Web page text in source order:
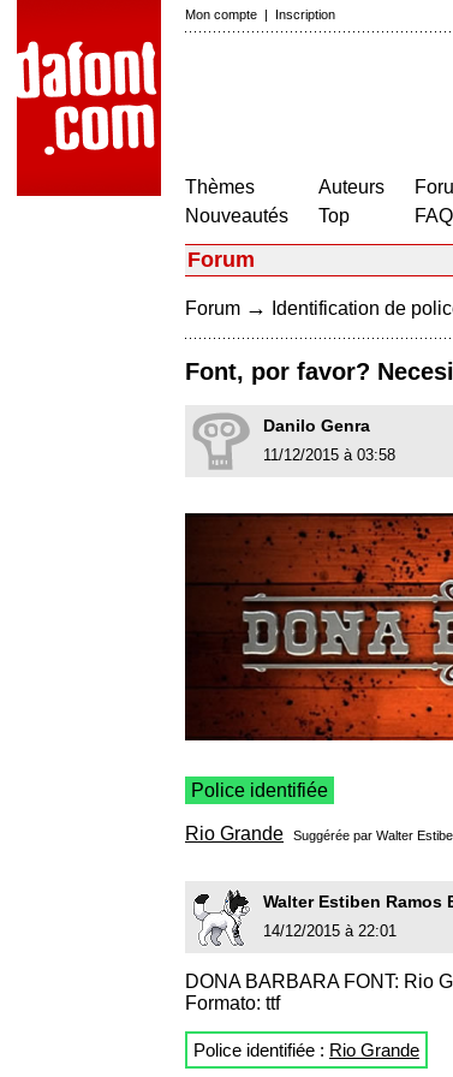
Mon compte | Inscription
Thèmes
Nouveautés
Auteurs
Top
FAQ
Forum
Forum → Identification de
Font, por favor?
Danilo Genra
11/12/2015 à 03:58
Police identifiée
Rio Grande Suggérée par Walter
Walter Estiben Ramos
14/12/2015 à 22:01
DONA BARBARA FONT: Rio
Formato: ttf
Police identifiée : Rio Grande